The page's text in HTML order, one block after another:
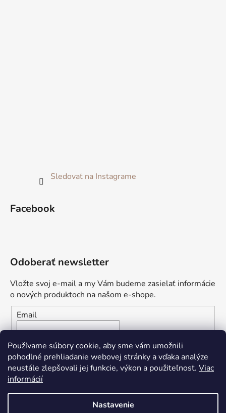
Používame súbory cookie, aby sme vám umožnili
pohodlné prehliadanie webovej stránky a vďaka analýze
neustále zlepšovali jej funkcie, výkon a použiteľnosť. Viac
informácií
Nastavenie
Sledovať na Instagrame
Facebook
Odoberať newsletter
Vložte svoj e-mail a my Vám budeme zasielať informácie
o nových produktoch na našom e-shope.
Email
Vložením e-mailu súhlasíte s
podmienkami ochrany
osobných údajov
PRIHLÁSIŤ SA